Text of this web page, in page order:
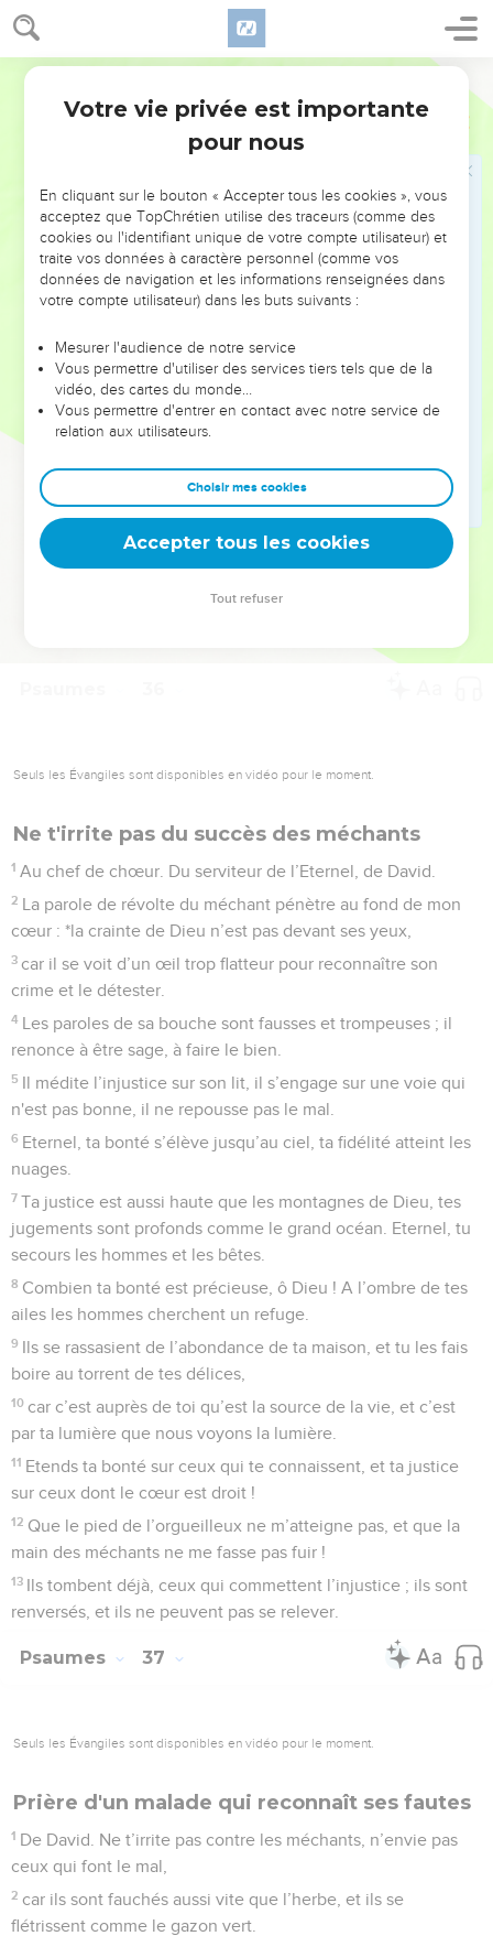
NE MANQUEZ PAS L’ÉVÉNEMENT
DE L’ANNÉE !
ET SI LEURS ERREURS POUVAIENT VOUS ÉVITER LES
VOTRES ?
leur foi ou leur vision. Mais on voit moins les doutes, les erreurs
et les saisons difficiles qu'ils ont traversés, alors même que ce
sont elles qui les ont façonnés.
Dans cette conférence, leaders, entrepreneurs, et responsables
clés pour avancer avec plus de sagesse afin que leurs erreurs
deviennent vos tremplins. Que vous guidiez un ministère, une
équipe, un groupe ou une famille, leur expérience est faite
Seuls les Évangiles sont disponibles en vidéo pour le moment.
C'est chez toi, Seigneur, qu'est la source de
la vie
1 De David. Eternel, accuse ceux qui m’accusent, combats
ceux qui me combattent !
2 Empare-toi du petit et du grand boucliers, et lève-toi pour
me secourir !
3 Brandis la lance et le javelot contre mes persécuteurs, dis à
mon âme : « Je suis ton salut ! »
4 Qu’ils soient honteux et déçus, ceux qui en veulent à ma
vie, qu’ils reculent et rougissent, ceux qui méditent ma
perte !
Qu’ils soient comme la paille emportée par le vent, et que
l’ange de l’Eternel les chasse !
6
Que leur route soit sombre et glissante, et que l’ange de
l’Eternel les poursuive !
7 En effet, c’est sans raison qu’ils m’ont tendu un piège, c’est
sans raison qu’ils ont creusé un trou pour m’enlever la vie.
8 Que la ruine les atteigne à l’improviste, qu’ils soient pris
dans le piège qu’ils ont tendu, qu’ils y tombent pour leur
ruine !
Alors j’exulterai de joie en l’Eternel, je me réjouirai à cause
de son salut.
Tout mon être dira : « Eternel, qui peut, comme toi,
délivrer le malheureux d’un plus fort que lui, le malheureux
et le pauvre de celui qui les dépouille ? »
De faux témoins se lèvent : ils m’interrogent sur des faits
que j’ignore ;
tous.
penchée sur la poitrine.
comme pour le deuil d’une mère, j’étais accablé de tristesse.
15 Et maintenant que je trébuche, ils se rassemblent pour se
réjouir, ils se rassemblent à mon insu pour me calomnier, ils
me déchirent sans arrêt.
16 Avec les impies et les moqueurs, ils grincent des dents
Votre vie privée est importante
pour nous
En cliquant sur le bouton « Accepter tous les cookies », vous
acceptez que TopChrétien utilise des traceurs (comme des
cookies ou l'identifiant unique de votre compte utilisateur) et
traite vos données à caractère personnel (comme vos
données de navigation et les informations renseignées dans
votre compte utilisateur) dans les buts suivants :
Mesurer l'audience de notre service
Vous permettre d'utiliser des services tiers tels que de la
vidéo, des cartes du monde…
Vous permettre d'entrer en contact avec notre service de
relation aux utilisateurs.
Choisir mes cookies
Accepter tous les cookies
Tout refuser